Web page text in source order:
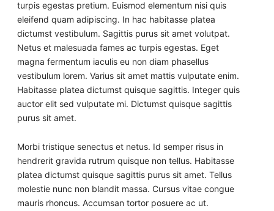
turpis egestas pretium. Euismod elementum nisi quis
eleifend quam adipiscing. In hac habitasse platea
dictumst vestibulum. Sagittis purus sit amet volutpat.
Netus et malesuada fames ac turpis egestas. Eget
magna fermentum iaculis eu non diam phasellus
vestibulum lorem. Varius sit amet mattis vulputate enim.
Habitasse platea dictumst quisque sagittis. Integer quis
auctor elit sed vulputate mi. Dictumst quisque sagittis
purus sit amet.
Morbi tristique senectus et netus. Id semper risus in
hendrerit gravida rutrum quisque non tellus. Habitasse
platea dictumst quisque sagittis purus sit amet. Tellus
molestie nunc non blandit massa. Cursus vitae congue
mauris rhoncus. Accumsan tortor posuere ac ut.